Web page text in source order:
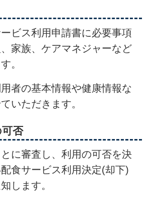
ビス利用申請書に必要事項
家族、ケアマネジャーなど
。
者の基本情報や健康情報な
いただきます。
否
に審査し、利用の可否を決
食サービス利用決定(却下)
します。